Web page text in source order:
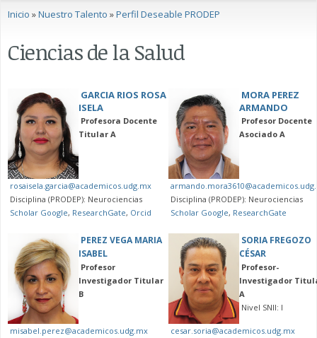
Se encuentra usted aquí
Inicio »Nuestro Talento »Perfil Deseable PRODEP
Ciencias de la Salud
GARCIA RIOS ROSA
ISELA
Profesora Docente
Titular A
rosaisela.garcia@academicos.udg.mx
Disciplina (PRODEP): Neurociencias
Scholar Google, ResearchGate, Orcid
MORA PEREZ
ARMANDO
Profesor Docente
Asociado A
Disciplina (PRODEP): Neurociencias
Scholar Google, ResearchGate
PEREZ VEGA MARIA
ISABEL
Profesor
Investigador Titular
B
misabel.perez@academicos.udg.mx
SORIA FREGOZO
CÉSAR
Profesor-
Investigador
A
Nivel SNII: I
cesar.soria@academicos.udg.mx